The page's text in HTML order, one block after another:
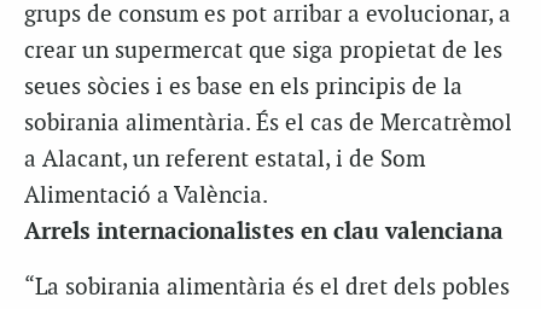
grups de consum es pot arribar a evolucionar, a
crear un supermercat que siga propietat de les
seues sòcies i es base en els principis de la
sobirania alimentària. És el cas de Mercatrèmol
a Alacant, un referent estatal, i de Som
Alimentació a València.
Arrels internacionalistes en clau valenciana
“La sobirania alimentària és el dret dels pobles